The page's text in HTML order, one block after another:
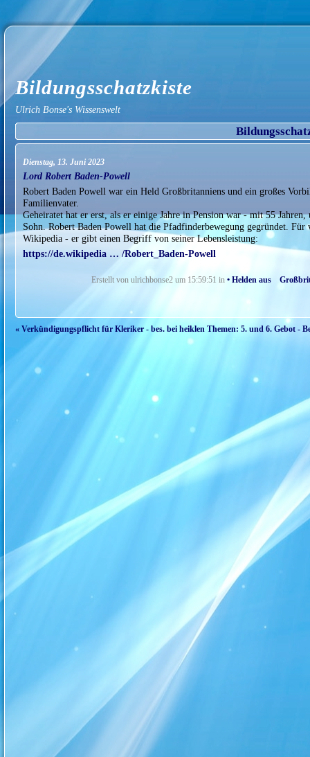
Bildungsschatzkiste
Ulrich Bonse's Wissenswelt
Dienstag, 13. Juni 2023
Lord Robert Baden-Powell
Robert Baden Powell war ein Held Großbritanniens und ein großes
Familienvater.
Geheiratet hat er erst, als er einige Jahre in Pension war - mit 55
Sohn. Robert Baden Powell hat die Pfadfinderbewegung gegründet.
Wikipedia - er gibt einen Begriff von seiner Lebensleistung:
https://de.wikipedia … /Robert_Baden-Powell
Erstellt von ulrichbonse2 um 15:59:51 in • Helden aus
« Verkündigungspflicht für Kleriker - bes. bei heiklen Themen: 5. und 6. Gebot -